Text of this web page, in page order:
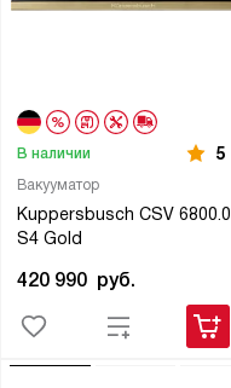
Вакууматор
Kuppersbusch CSV 6800.0
S4 Gold
В наличии 5
420 990 руб.